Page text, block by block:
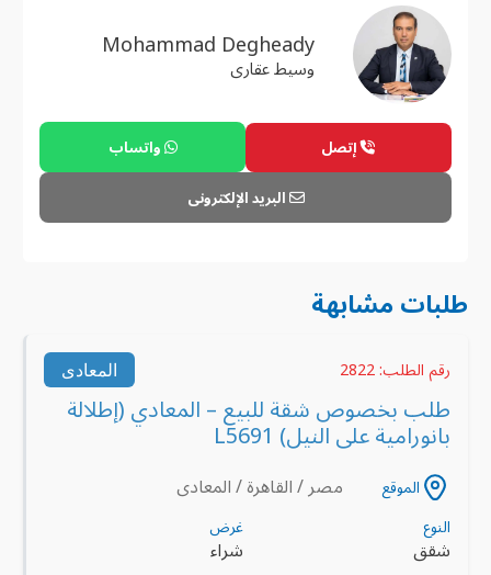
Mohammad Degheady
وسيط عقارى
إتصل واتساب
البريد الإلكترونى
طلبات مشابهة
رقم الطلب: 2822 المعادى
طلب بخصوص شقة للبيع – المعادي (إطلالة
بانورامية على النيل) L5691
الموقع مصر / القاهرة / المعادى
النوع
شقق
غرض
شراء